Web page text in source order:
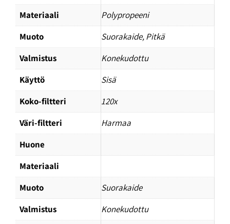
Materiaali
Polypropeeni
Muoto
Suorakaide, Pitkä
Valmistus
Konekudottu
Käyttö
Sisä
Koko-filtteri
120x
Väri-filtteri
Harmaa
Huone
Materiaali
Muoto
Suorakaide
Valmistus
Konekudottu